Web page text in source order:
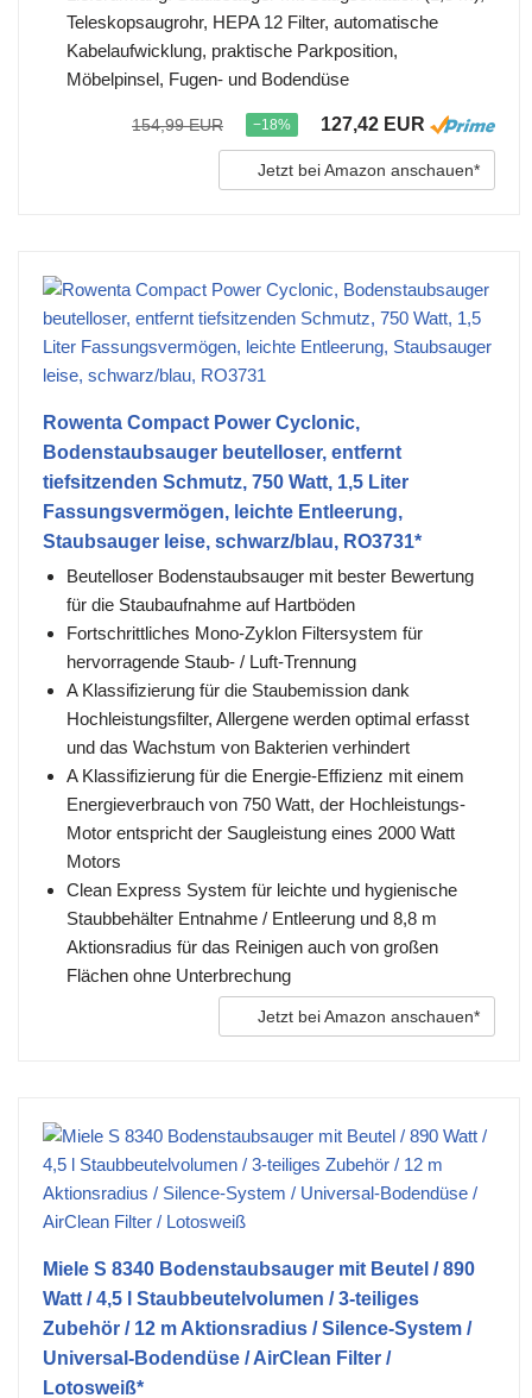
Teleskopsaugrohr, HEPA 12 Filter, automatische
Kabelaufwicklung, praktische Parkposition,
Möbelpinsel, Fugen- und Bodendüse
154,99 EUR −18% 127,42 EUR
Jetzt bei Amazon anschauen*
Rowenta Compact Power Cyclonic,
Bodenstaubsauger beutelloser, entfernt
tiefsitzenden Schmutz, 750 Watt, 1,5 Liter
Fassungsvermögen, leichte Entleerung,
Staubsauger leise, schwarz/blau, RO3731*
Beutelloser Bodenstaubsauger mit bester Bewertung
für die Staubaufnahme auf Hartböden
Fortschrittliches Mono-Zyklon Filtersystem für
hervorragende Staub- / Luft-Trennung
A Klassifizierung für die Staubemission dank
Hochleistungsfilter, Allergene werden optimal erfasst
und das Wachstum von Bakterien verhindert
A Klassifizierung für die Energie-Effizienz mit einem
Energieverbrauch von 750 Watt, der Hochleistungs-
Motor entspricht der Saugleistung eines 2000 Watt
Motors
Clean Express System für leichte und hygienische
Staubbehälter Entnahme / Entleerung und 8,8 m
Aktionsradius für das Reinigen auch von großen
Flächen ohne Unterbrechung
Jetzt bei Amazon anschauen*
Miele S 8340 Bodenstaubsauger mit Beutel / 890
Watt / 4,5 l Staubbeutelvolumen / 3-teiliges
Zubehör / 12 m Aktionsradius / Silence-System /
Universal-Bodendüse / AirClean Filter /
Lotosweiß*